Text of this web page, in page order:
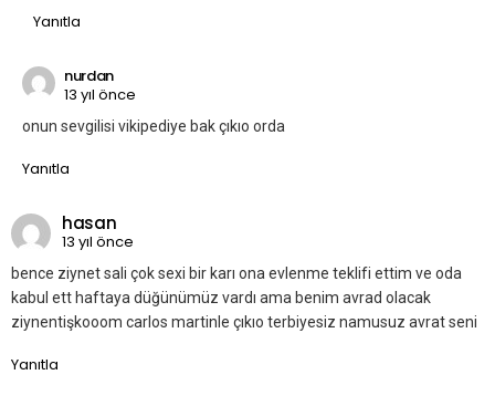
Yanıtla
nurdan
13 yıl önce
onun sevgilisi vikipediye bak çıkıo orda
Yanıtla
hasan
13 yıl önce
bence ziynet sali çok sexi bir karı ona evlenme teklifi ettim ve oda
kabul ett haftaya düğünümüz vardı ama benim avrad olacak
ziynentişkooom carlos martinle çıkıo terbiyesiz namusuz avrat seni
Yanıtla